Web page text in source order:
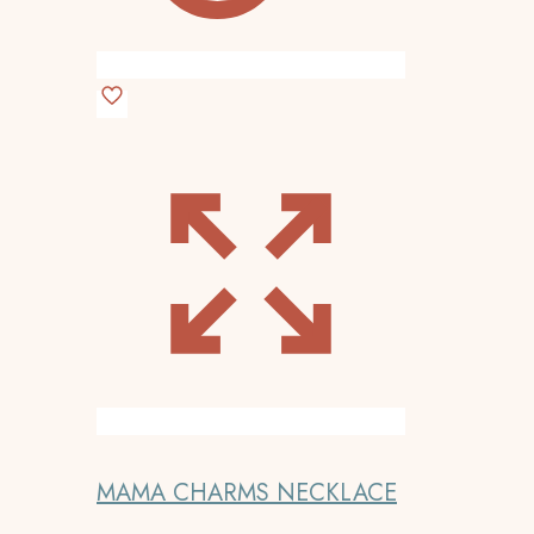
MAMA CHARMS NECKLACE